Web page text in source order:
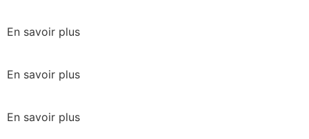
En savoir plus
En savoir plus
En savoir plus